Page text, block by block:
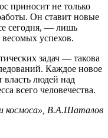
приносит не только
Он ставит новые
сегодня, — лишь
успехов.
задач — такова
Каждое новое
власть людей над
всего человечества.
космоса», В.А.Шаталов